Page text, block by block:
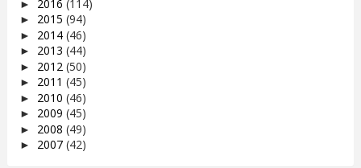
► 2016 (114)
► 2015 (94)
► 2014 (46)
► 2013 (44)
► 2012 (50)
► 2011 (45)
► 2010 (46)
► 2009 (45)
► 2008 (49)
► 2007 (42)